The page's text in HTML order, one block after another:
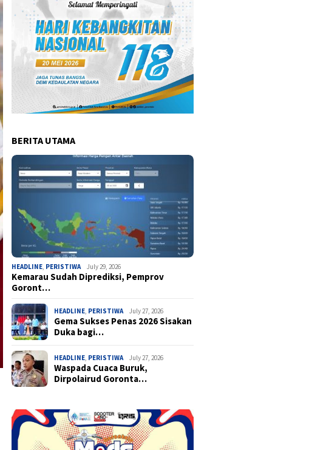
BERITA UTAMA
HEADLINE, PERISTIWA July 29, 2026
Kemarau Sudah Diprediksi, Pemprov
Goront…
HEADLINE, PERISTIWA July 27, 2026
Gema Sukses Penas 2026 Sisakan
Duka bagi…
HEADLINE, PERISTIWA July 27, 2026
Waspada Cuaca Buruk,
Dirpolairud Goronta…